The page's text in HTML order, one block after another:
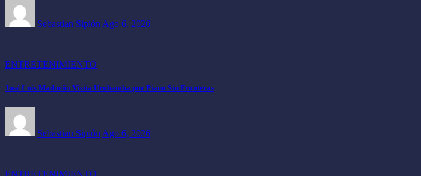
Sebastian Sipión Ago 6, 2026
ENTRETENIMIENTO
José Luis Madueño Visita Urubamba por Piano Sin Fronteras
Sebastian Sipión Ago 6, 2026
ENTRETENIMIENTO